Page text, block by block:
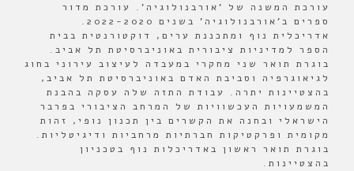
עורכת המשנה של 'אורבנולוגיה'. עורכת מדור
ספרים ב'אורבנולוגיה' בשנים 2022-2020.
אדריכלית נוף ומתכננת ערים, דוקטורנטית בבית
הספר למדיניות ציבורית באוניברסיטת תל אביב.
בוגרת תואר שני מחקרי במעבדה לעיצוב עירוני בחוג
לגיאוגרפיה וסביבת האדם באוניברסיטת תל אביב,
בהצטיינות יתרה. עבודת התזה שלה עסקה בהבנת
המשמעויות העכשוויות של המרחב הציבורי בפרבר
הישראלי ובחנה את הקשרים בין תכנון נופי, זהות
מקומית ופרקטיקות חברתיות מרחביות ודיגיטליות.
בוגרת תואר ראשון באדריכלות נוף בטכניון
בהצטיינות.